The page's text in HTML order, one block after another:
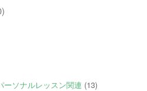
ーソナルレッスン関連 (13)